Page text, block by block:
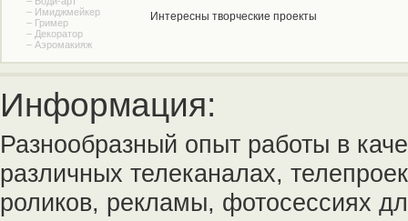
– Имиджмейкер
– Гример
– Декоратор
– Аэромакияж
Интересны творческие проекты
Информация:
Разнообразный опыт работы в
различных телеканалах,
роликов, рекламы, фотосессиях